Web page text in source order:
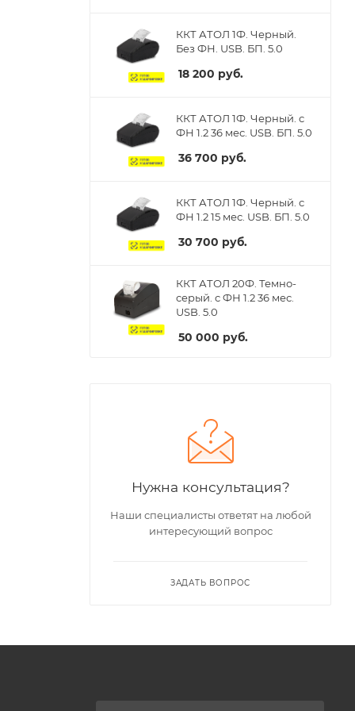
ККТ АТОЛ 1Ф. Черный.
Без ФН. USB. БП. 5.0
18 200 руб.
ККТ АТОЛ 1Ф. Черный. с
ФН 1.2 36 мес. USB. БП. 5.0
36 700 руб.
ККТ АТОЛ 1Ф. Черный. с
ФН 1.2 15 мес. USB. БП. 5.0
30 700 руб.
ККТ АТОЛ 20Ф. Темно-
серый. с ФН 1.2 36 мес.
USB. 5.0
50 000 руб.
Нужна консультация?
Наши специалисты ответят на любой
интересующий вопрос
ЗАДАТЬ ВОПРОС